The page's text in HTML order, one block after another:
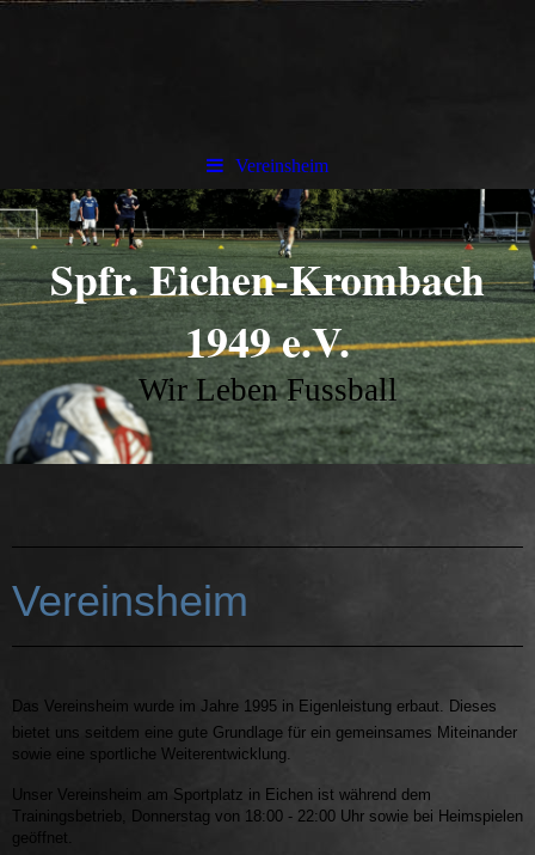
Vereinsheim
Spfr. Eichen-Krombach
1949 e.V.
Wir Leben Fussball
Vereinsheim
Das Vereinsheim wurde im Jahre 1995 in Eigenleistung erbaut. Dieses
bietet uns seitdem eine gute Grundlage für ein gemeinsames Miteinander
sowie eine sportliche Weiterentwicklung.
Unser Vereinsheim am Sportplatz in Eichen ist während dem
Trainingsbetrieb, Donnerstag von 18:00 - 22:00 Uhr sowie bei Heimspielen
geöffnet.